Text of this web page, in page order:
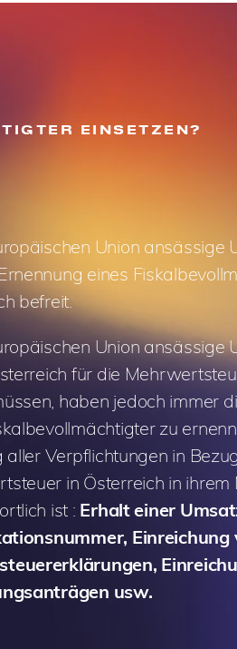
EINSETZEN?
Union ansässige
eines
befreit.
Union ansässige
für die
haben jedoch immer
zu
aller Verpflichtungen in
in Österreich in ihrem
ist : Erhalt einer
Einreichung
usw.